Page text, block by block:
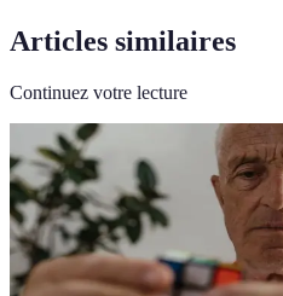
Articles similaires
Continuez votre lecture